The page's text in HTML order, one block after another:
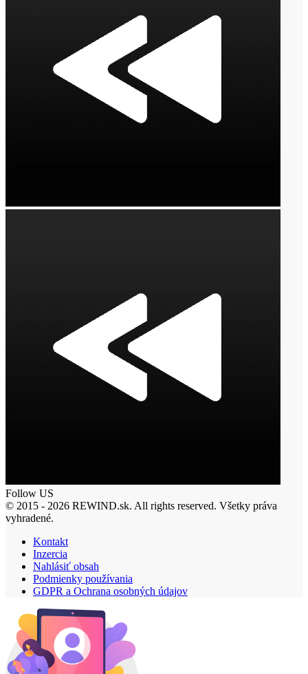
Follow US
© 2015 - 2026 REWIND.sk. All rights reserved. Všetky práva
vyhradené.
Kontakt
Inzercia
Nahlásiť obsah
Podmienky používania
GDPR a Ochrana osobných údajov